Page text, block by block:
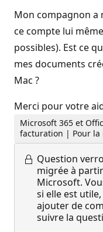
Mon compagnon a
ce compte lui
possibles). Est ce
mes documents
Mac ?
Merci pour votre
Microsoft 365 et
facturation | Pour la
Question
migrée à
Microsoft.
si elle est
ajouter de
suivre la